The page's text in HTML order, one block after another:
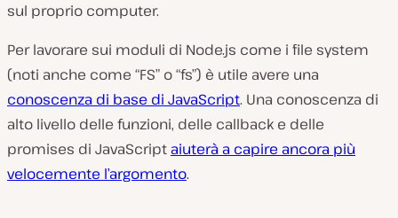
sul proprio computer.
Per lavorare sui moduli di Node.js come i file system
(noti anche come “FS” o “fs”) è utile avere una
conoscenza di base di JavaScript. Una conoscenza di
alto livello delle funzioni, delle callback e delle
promises di JavaScript aiuterà a capire ancora più
velocemente l’argomento.